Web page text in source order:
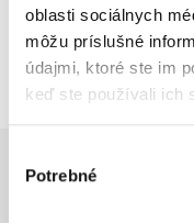
oblasti sociálnych
môžu príslušné
údajmi, ktoré ste im
keď ste používali ich
súhlasu
Potrebné
Naši